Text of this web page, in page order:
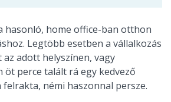
hasonló, home office-ban otthon
Legtöbb esetben a vállalkozás
adott helyszínen, vagy
öt perce talált rá egy kedvező
némi haszonnal persze.